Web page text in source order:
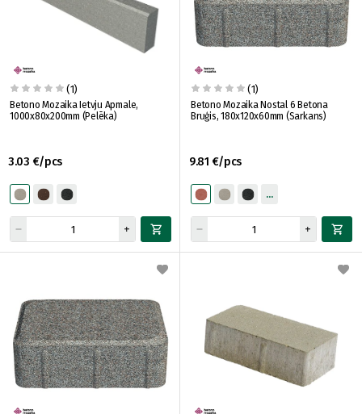
(1)
Betono Mozaika Ietvju Apmale,
1000x80x200mm (Pelēka)
3.03 €/pcs
(1)
Betono Mozaika Nostal 6 Betona
Bruģis, 180x120x60mm (Sarkans)
9.81 €/pcs